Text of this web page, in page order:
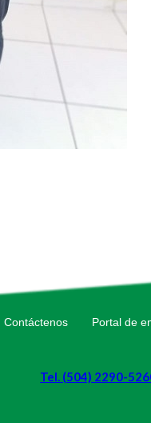
Contáctenos Portal de
Tel. (504) 2290-